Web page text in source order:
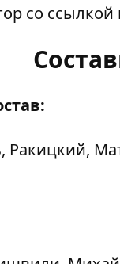
со ссылкой
Ракицкий,